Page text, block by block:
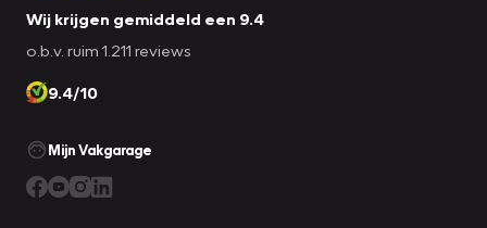
Wij krijgen gemiddeld een 9.4
o.b.v. ruim 1.211 reviews
9.4/10
Mijn Vakgarage